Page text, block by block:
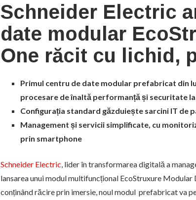
Schneider Electric
date modular
One răcit cu lichid,
Primul centru de date modular prefabricat din
procesare de înaltă performanță și securitate
Configurația standard găzduiește sarcini IT de
Management și servicii simplificate, cu
prin smartphone
Schneider Electric , lider în transformarea digitală a
lansarea unui modul multifuncțional EcoStruxure
conținând răcire prin imersie, noul modul prefabricat va